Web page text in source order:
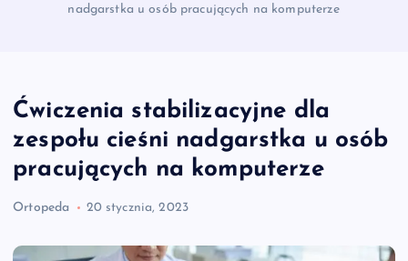
nadgarstka u osób pracujących na komputerze
Ćwiczenia stabilizacyjne dla
zespołu cieśni nadgarstka u osób
pracujących na komputerze
Ortopeda 20 stycznia, 2023